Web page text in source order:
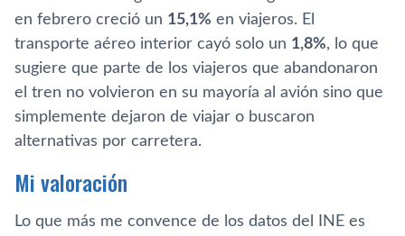
en febrero creció un 15,1% en viajeros. El
transporte aéreo interior cayó solo un 1,8%, lo que
sugiere que parte de los viajeros que abandonaron
el tren no volvieron en su mayoría al avión sino que
simplemente dejaron de viajar o buscaron
alternativas por carretera.
Mi valoración
Lo que más me convence de los datos del INE es